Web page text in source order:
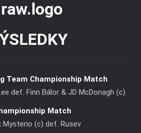
Team Championship Match
def. Finn Bálor & JD McDonagh (c)
Match
Mysterio (c) def. Rusev